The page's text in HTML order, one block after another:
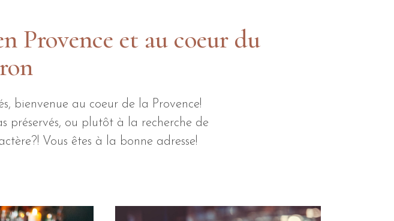
Provence et au coeur du
bienvenue au coeur de la Provence!
préservés, ou plutôt à la recherche de
Vous êtes à la bonne adresse!